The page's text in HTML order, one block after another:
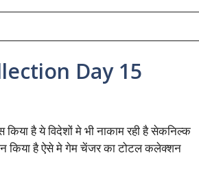
Day 15
है ये विदेशों मे भी नाकाम रही है सेकनिल्क
किया है ऐसे मे गेम चेंजर का टोटल कलेक्शन